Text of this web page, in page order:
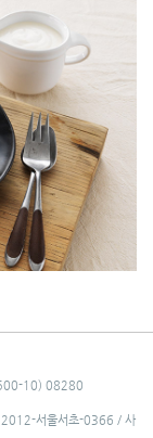
500-10) 08280
2012-서울서초-0366 / 사